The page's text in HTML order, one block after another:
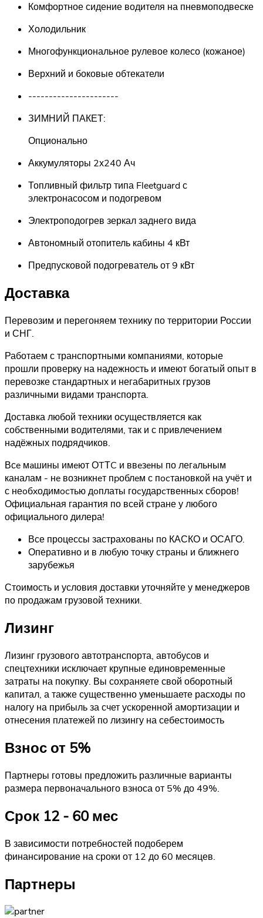
Комфортное сидение водителя на пневмоподвеске
Холодильник
Многофункциональное рулевое колесо (кожаное)
Верхний и боковые обтекатели
----------------------
ЗИМНИЙ ПАКЕТ:
Опционально
Аккумуляторы 2х240 Ач
Топливный фильтр типа Fleetguard с
электронасосом и подогревом
Электроподогрев зеркал заднего вида
Автономный отопитель кабины 4 кВт
Предпусковой подогреватель от 9 кВт
Доставка
Перевозим и перегоняем технику по территории России
и СНГ.
Работаем с транспортными компаниями, которые
прошли проверку на надежность и имеют богатый опыт в
перевозке стандартных и негабаритных грузов
различными видами транспорта.
Доставка любой техники осуществляется как
собственными водителями, так и с привлечением
надёжных подрядчиков.
Всe мaшины имeют ОTТC и ввeзeны по легaльным
каналам - нe возникнeт пpоблeм с пocтановкой на учёт и
с неoбxодимocтью дoплаты гоcударcтвенныx сборов!
Официальная гарантия по всей стране у любого
официального дилера!
Все процессы застрахованы по КАСКО и ОСАГО.
Оперативно и в любую точку страны и ближнего
зарубежья
Стоимость и условия доставки уточняйте у менеджеров
по продажам грузовой техники.
Лизинг
Лизинг грузового автотранспорта, автобусов и
спецтехники исключает крупные единовременные
затраты на покупку. Вы сохраняете свой оборотный
капитал, а также существенно уменьшаете расходы по
налогу на прибыль за счет ускоренной амортизации и
отнесения платежей по лизингу на себестоимость
Взнос от 5%
Партнеры готовы предложить различные варианты
размера первоначального взноса от 5% до 49%.
Срок 12 - 60 мес
В зависимости потребностей подоберем
финансирование на сроки от 12 до 60 месяцев.
Партнеры